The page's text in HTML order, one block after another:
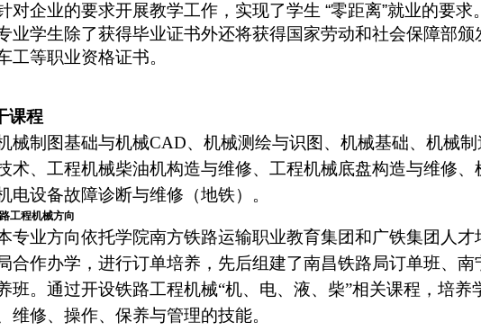
对企业的要求开展教学工作，实现了学生 “零距离”就业的要求。
业学生除了获得毕业证书外还将获得国家劳动和社会保障部颁
工等职业资格证书。
课程
械制图基础与机械CAD、机械测绘与识图、机械基础、机械
术、工程机械柴油机构造与维修、工程机械底盘构造与维修、
电设备故障诊断与维修（地铁）。
工程机械方向
专业方向依托学院南方铁路运输职业教育集团和广铁集团人才
合作办学，进行订单培养，先后组建了南昌铁路局订单班、
班。通过开设铁路工程机械“机、电、液、柴”相关课程，培
维修、操作、保养与管理的技能。